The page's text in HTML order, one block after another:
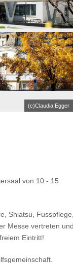
(c)Claudia Egger
von 10 - 15
Shiatsu,
Messe vertreten
Eintritt!